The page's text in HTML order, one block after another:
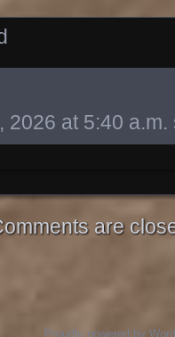
2026 at 5:40 a.m.
are
Proudly powered by